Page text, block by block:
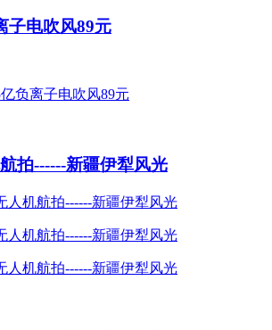
子电吹风89元
拍------新疆伊犁风光